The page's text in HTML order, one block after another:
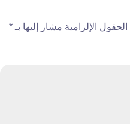
الحقول الإلزامية مشار إليها بـ *